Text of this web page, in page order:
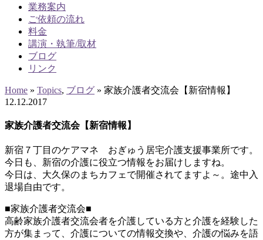
業務案内
ご依頼の流れ
料金
講演・執筆/取材
ブログ
リンク
Home » Topics, ブログ » 家族介護者交流会【新宿情報】
12.12.2017
家族介護者交流会【新宿情報】
新宿７丁目のケアマネ おぎゅう居宅介護支援事業所です。
今日も、新宿の介護に役立つ情報をお届けしますね。
今日は、大久保のまちカフェで開催されてますよ～。途中入
退場自由です。
■家族介護者交流会■
高齢家族介護者交流会者を介護している方と介護を経験した
方が集まって、介護についての情報交換や、介護の悩みを語